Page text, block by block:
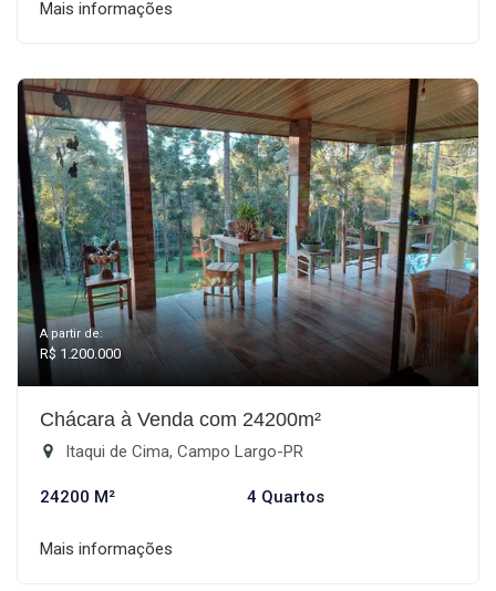
Mais informações
A partir de:
R$ 1.200.000
Chácara à Venda com 24200m²
Itaqui de Cima, Campo Largo-PR
24200 M² 4 Quartos
Mais informações